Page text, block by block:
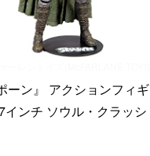
ーン』 アクションフィギ
インチ ソウル・クラッシ